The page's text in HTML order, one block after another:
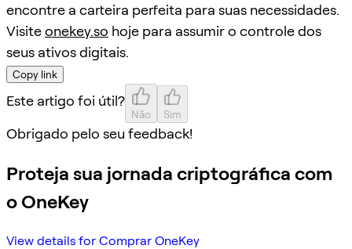
encontre a carteira perfeita para suas necessidades.
Visiteonekey.so hoje para assumir o controle dos
seus ativos digitais.
Copy link
Este artigo foi útil?
Não Sim
Obrigado pelo seu feedback!
Proteja sua jornada criptográfica com
o OneKey
View details for Comprar OneKey